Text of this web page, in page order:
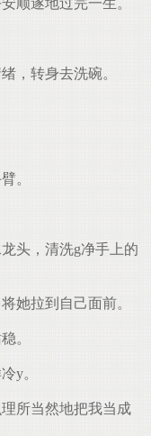
顺遂地过完一生。
，转身去洗碗。
。
头，清洗g净手上的
她拉到自己面前。
。
y。
所当然地把我当成